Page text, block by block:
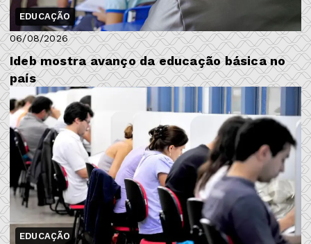
EDUCAÇÃO
06/08/2026
Ideb mostra avanço da educação básica no
país
EDUCAÇÃO